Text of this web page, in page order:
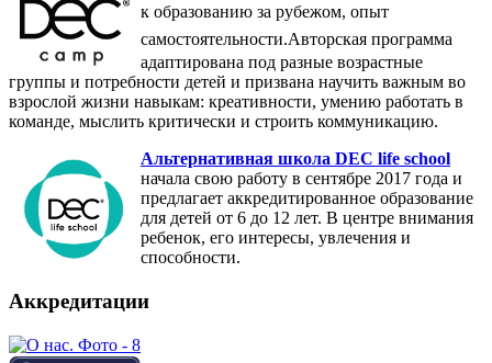
к образованию за рубежом, опыт
самостоятельности.Авторская программа
адаптирована под разные возрастные
группы и потребности детей и призвана научить важным во
взрослой жизни навыкам: креативности, умению работать в
команде, мыслить критически и строить коммуникацию.
Альтернативная школа DEC life school
начала свою работу в сентябре 2017 года и
предлагает аккредитированное образование
для детей от 6 до 12 лет. В центре внимания
ребенок, его интересы, увлечения и
способности.
Аккредитации